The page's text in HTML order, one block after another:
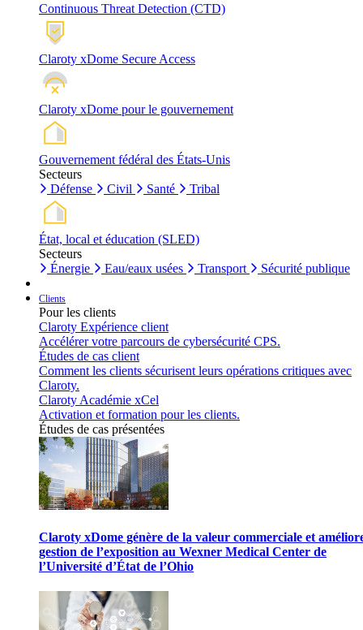
Continuous Threat Detection (CTD)
Claroty xDome Secure Access
Claroty xDome pour le gouvernement
Gouvernement fédéral des États-Unis
Secteurs
Défense
Civil Santé Tribal
État, local et éducation (SLED)
Secteurs
Énergie
Eau/eaux usées Transport Sécurité publique
Clients
Pour les clients
Claroty Expérience client
Accélérer votre parcours de cybersécurité CPS.
Études de cas client
Comment les clients sécurisent leurs opérations critiques avec
Claroty.
Claroty Académie xCel
Activation et formation pour les clients.
Études de cas présentées
Claroty xDome génère de la valeur commerciale et
gestion de l’exposition au Wexner Medical Center de
l’Université d’État de l’Ohio